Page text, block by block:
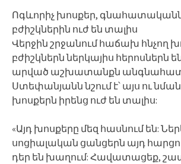
Ոգևորիչ խոսքեր,
բժիշկներին ուժ են տալիս
Վերջին շրջանում հաճախ հնչող
բժիշկներն ներկայիս հերոսներն
արված աշխատանքն
Ստեփանյանն նշում է՝ այս ու նման
խոսքերն իրենց ուժ են տալիս:
«Այդ խոսքերը մեզ հասնում են:
սոցիալական ցանցերն այդ
դեր են խաղում: Հավատացեք,